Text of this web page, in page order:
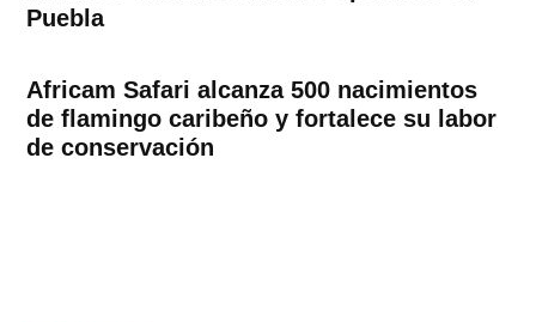
Puebla
Africam Safari alcanza 500 nacimientos
de flamingo caribeño y fortalece su labor
de conservación